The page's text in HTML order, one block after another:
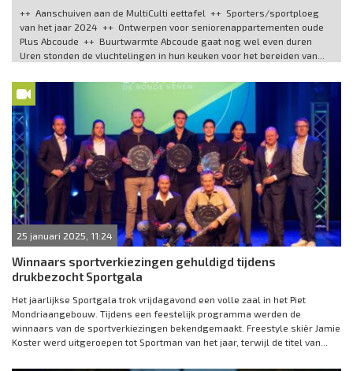
++ Aanschuiven aan de MultiCulti eettafel ++ Sporters/sportploeg
van het jaar 2024 ++ Ontwerpen voor seniorenappartementen oude
Plus Abcoude ++ Buurtwarmte Abcoude gaat nog wel even duren
Uren stonden de vluchtelingen in hun keuken voor het bereiden van...
25 januari 2025, 11:24
Winnaars sportverkiezingen gehuldigd tijdens
drukbezocht Sportgala
Het jaarlijkse Sportgala trok vrijdagavond een volle zaal in het Piet
Mondriaangebouw. Tijdens een feestelijk programma werden de
winnaars van de sportverkiezingen bekendgemaakt. Freestyle skiër Jamie
Koster werd uitgeroepen tot Sportman van het jaar, terwijl de titel van...